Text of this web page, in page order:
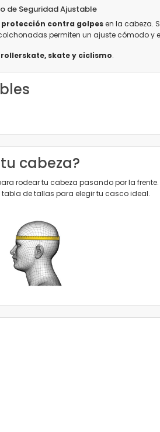
de Seguridad Ajustable
protección contra golpesen la cabeza.
permiten un ajuste cómodo y
skate y ciclismo.
cabeza?
rodear tu cabeza pasando por la frente.
de tallas para elegir tu casco ideal.